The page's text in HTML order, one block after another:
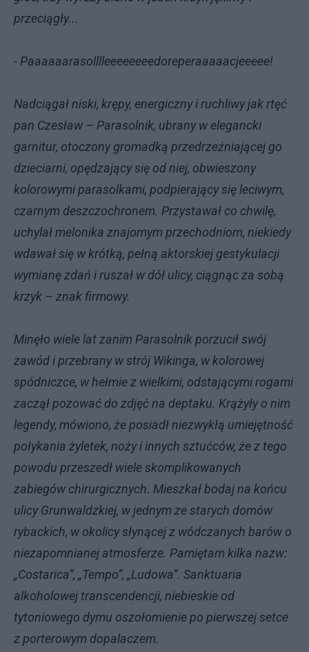
przeciągły...
- Paaaaaarasolllleeeeeeeedoreperaaaaacjeeeee!
Nadciągał niski, krępy, energiczny i ruchliwy jak rtęć
pan Czesław – Parasolnik, ubrany w elegancki
garnitur, otoczony gromadką przedrzeźniającej go
dzieciarni, opędzający się od niej, obwieszony
kolorowymi parasolkami, podpierający się leciwym,
czarnym deszczochronem. Przystawał co chwilę,
uchylał melonika znajomym przechodniom, niekiedy
wdawał się w krótką, pełną aktorskiej gestykulacji
wymianę zdań i ruszał w dół ulicy, ciągnąc za sobą
krzyk – znak firmowy.
Minęło wiele lat zanim Parasolnik porzucił swój
zawód i przebrany w strój Wikinga, w kolorowej
spódniczce, w hełmie z wielkimi, odstającymi rogami
zaczął pozować do zdjęć na deptaku. Krążyły o nim
legendy, mówiono, że posiadł niezwykłą umiejętność
połykania żyletek, noży i innych sztućców, że z tego
powodu przeszedł wiele skomplikowanych
zabiegów chirurgicznych. Mieszkał bodaj na końcu
ulicy Grunwaldzkiej, w jednym ze starych domów
rybackich, w okolicy słynącej z wódczanych barów o
niezapomnianej atmosferze. Pamiętam kilka nazw:
„Costarica”, „Tempo”, „Ludowa”. Sanktuaria
alkoholowej transcendencji, niebieskie od
tytoniowego dymu oszołomienie po pierwszej setce
z porterowym dopalaczem.